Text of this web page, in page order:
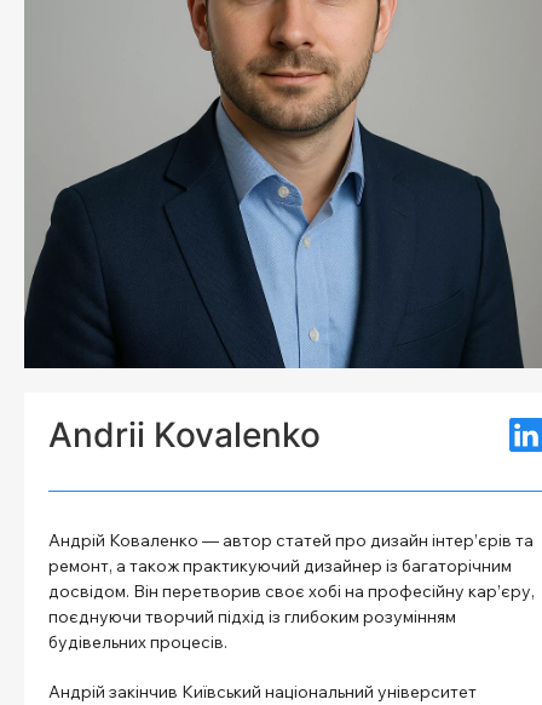
Andrii Kovalenko
Андрій Коваленко — автор статей про дизайн інтер’єрів та
ремонт, а також практикуючий дизайнер із багаторічним
досвідом. Він перетворив своє хобі на професійну кар’єру,
поєднуючи творчий підхід із глибоким розумінням
будівельних процесів.
Андрій закінчив Київський національний університет